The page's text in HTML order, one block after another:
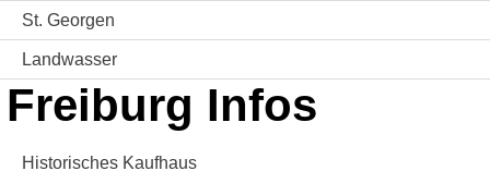
St. Georgen
Landwasser
Freiburg Infos
Historisches Kaufhaus